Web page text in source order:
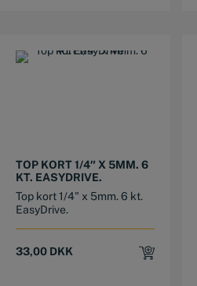
TOP KORT 1/4″ X 5MM. 6
KT. EASYDRIVE.
Top kort 1/4" x 5mm. 6 kt.
EasyDrive.
33,00 DKK